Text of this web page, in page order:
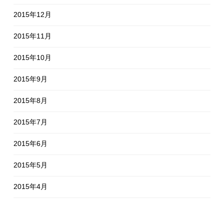
2015年12月
2015年11月
2015年10月
2015年9月
2015年8月
2015年7月
2015年6月
2015年5月
2015年4月